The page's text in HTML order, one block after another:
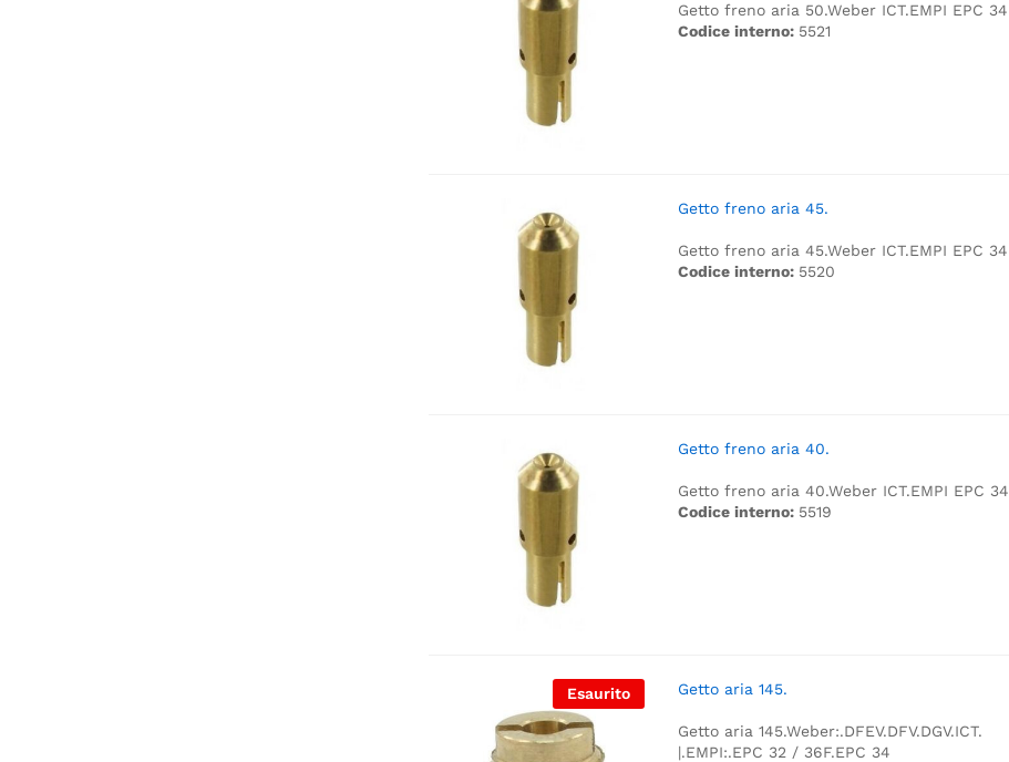
Getto freno aria 50.Weber ICT.EMPI EPC 34
Codice interno: 5521
Getto freno aria 45.
Getto freno aria 45.Weber ICT.EMPI EPC 34
Codice interno: 5520
Getto freno aria 40.
Getto freno aria 40.Weber ICT.EMPI EPC 34
Codice interno: 5519
Esaurito Getto aria 145.
Getto aria 145.Weber:.DFEV.DFV.DGV.ICT.
|.EMPI:.EPC 32 / 36F.EPC 34